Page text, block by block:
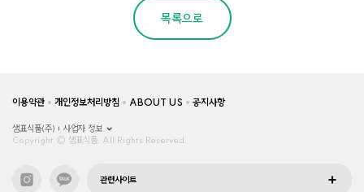
목록으로
이용약관 개인정보처리방침 ABOUT US 공지사항
샘표식품(주)
사업자 정보
Copyright © 샘표식품, All Rights Reserved.
관련사이트